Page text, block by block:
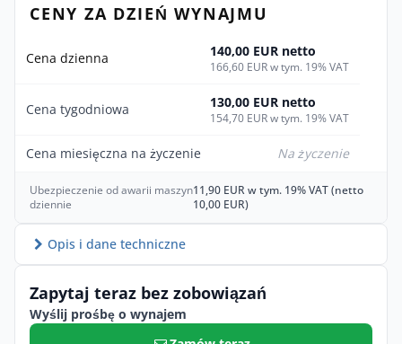
CENY ZA DZIEŃ WYNAJMU
Cena dzienna 140,00 EUR netto
166,60 EUR w tym. 19% VAT
Cena tygodniowa 130,00 EUR netto
154,70 EUR w tym. 19% VAT
Cena miesięczna na życzenie Na życzenie
Ubezpieczenie od awarii maszyn
dziennie
11,90 EUR w tym. 19% VAT (netto
10,00 EUR)
Opis i dane techniczne
Zapytaj teraz bez zobowiązań
Wyślij prośbę o wynajem